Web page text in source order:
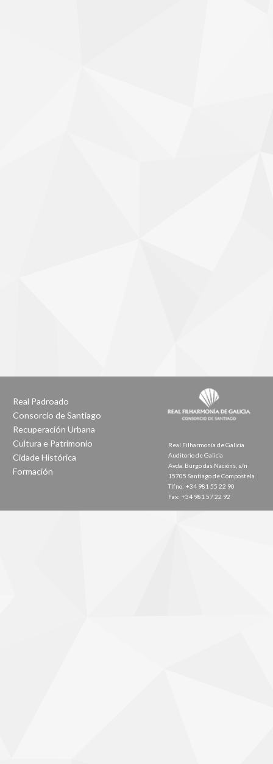
Real Padroado
Consorcio de Santiago
Recuperación Urbana
Cultura e Patrimonio
Cidade Histórica
Formación
Real Filharmonía de Galicia
Auditorio de Galicia
Avda. Burgo das Nacións, s/n
15705 Santiago de Compostela
Tlfno: +34 981 55 22 90
Fax: +34 981 57 22 92